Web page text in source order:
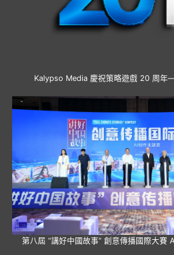
Kalypso Media 慶祝策略遊戲 20 周
第八屆 “講好中國故事” 創意傳播國際大賽